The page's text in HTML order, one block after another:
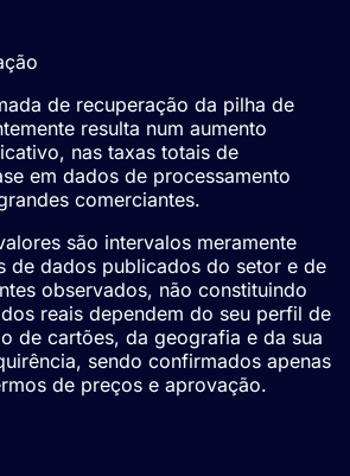
de recuperação da pilha de
resulta num aumento
nas taxas totais de
em dados de processamento
comerciantes.
são intervalos meramente
de dados publicados do setor e de
observados, não constituindo
reais dependem do seu perfil de
de cartões, da geografia e da sua
sendo confirmados apenas
de preços e aprovação.